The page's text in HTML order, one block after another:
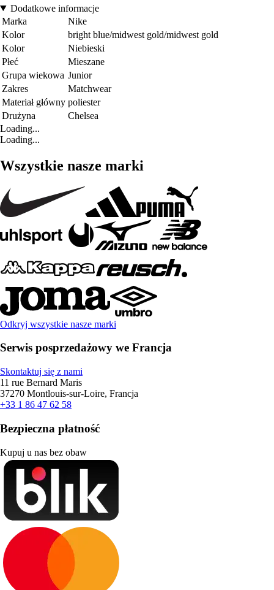
Dodatkowe informacje
Marka
Nike
Kolor
bright blue/midwest gold/midwest gold
Kolor
Niebieski
Płeć
Mieszane
Grupa wiekowa Junior
Zakres
Matchwear
Materiał główny poliester
Drużyna
Chelsea
Loading...
Loading...
Wszystkie nasze marki
Odkryj wszystkie nasze marki
Serwis posprzedażowy we Francja
Skontaktuj się z nami
11 rue Bernard Maris
37270 Montlouis-sur-Loire, Francja
+33 1 86 47 62 58
Bezpieczna płatność
Kupuj u nas bez obaw